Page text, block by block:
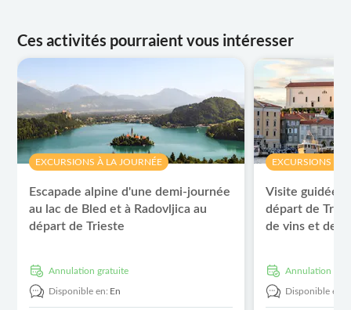
Ces activités pourraient vous intéresser
EXCURSIONS À LA JOURNÉE
Escapade alpine d'une demi-journée
au lac de Bled et à Radovljica au
départ de Trieste
Annulation gratuite
Disponible en: En
EXCURSIONS À
Visite guidée
départ de
de vins et de
Annulation
Disponible en: